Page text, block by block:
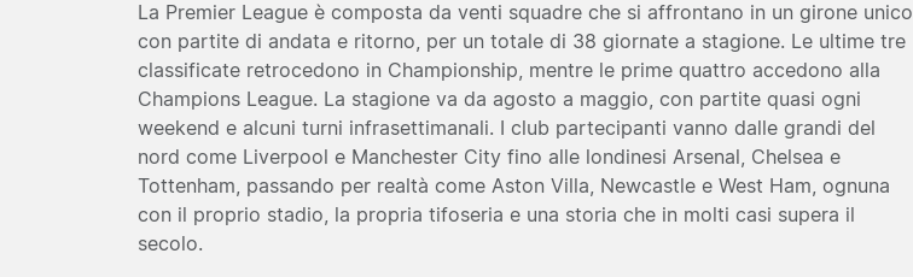
La Premier League è composta da venti squadre che si affrontano in un girone unico
con partite di andata e ritorno, per un totale di 38 giornate a stagione. Le ultime tre
classificate retrocedono in Championship, mentre le prime quattro accedono alla
Champions League. La stagione va da agosto a maggio, con partite quasi ogni
weekend e alcuni turni infrasettimanali. I club partecipanti vanno dalle grandi del
nord come Liverpool e Manchester City fino alle londinesi Arsenal, Chelsea e
Tottenham, passando per realtà come Aston Villa, Newcastle e West Ham, ognuna
con il proprio stadio, la propria tifoseria e una storia che in molti casi supera il
secolo.